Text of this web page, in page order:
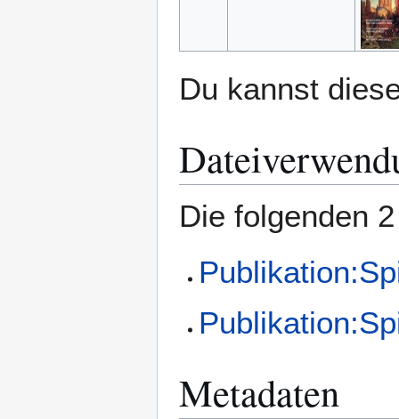
Du kannst
Die folgenden
Metadaten